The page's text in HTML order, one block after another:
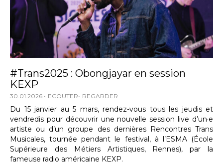
#Trans2025 : Obongjayar en session
KEXP
30.01.2026 ECOUTER REGARDER
Du 15 janvier au 5 mars, rendez-vous tous les jeudis et
vendredis pour découvrir une nouvelle session live d’un·e
artiste ou d’un groupe des dernières Rencontres Trans
Musicales, tournée pendant le festival, à l’ESMA (École
Supérieure des Métiers Artistiques, Rennes), par la
fameuse radio américaine KEXP.